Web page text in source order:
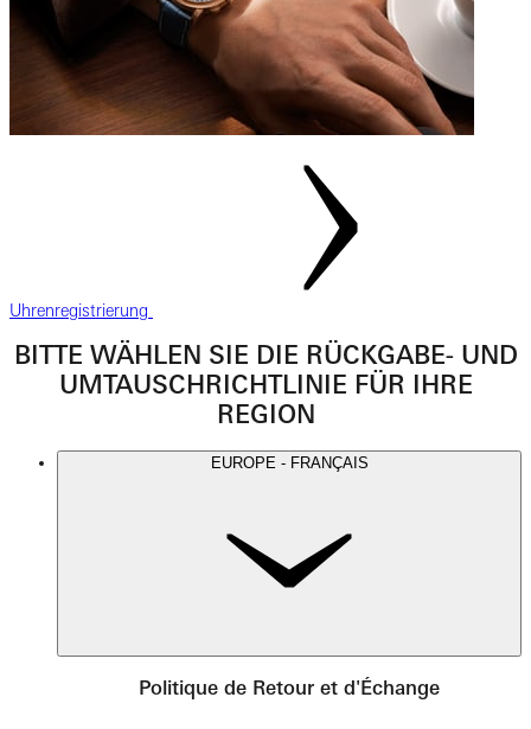
Uhrenregistrierung
BITTE WÄHLEN SIE DIE RÜCKGABE- UND
UMTAUSCHRICHTLINIE FÜR IHRE
REGION
EUROPE - FRANÇAIS
Politique de Retour et d'Échange